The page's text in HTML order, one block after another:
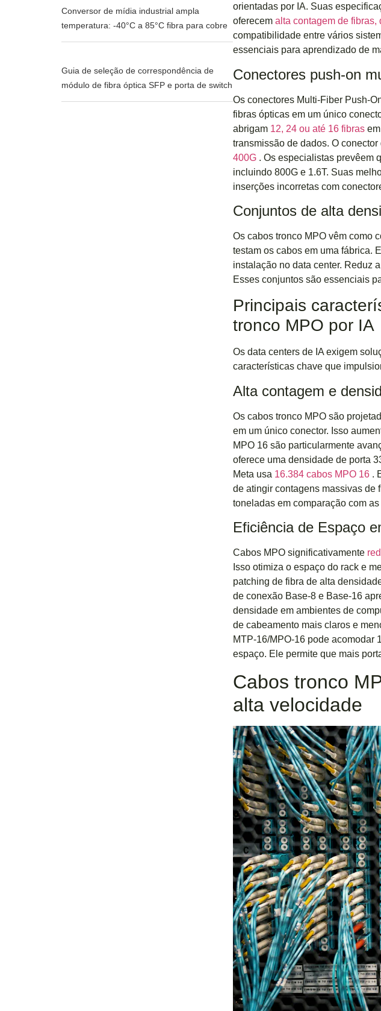
Conversor de mídia industrial ampla
temperatura: -40°C a 85°C fibra para cobre
Guia de seleção de correspondência de
módulo de fibra óptica SFP e porta de switch
orientadas por IA. Suas
oferecem alta contagem de
compatibilidade entre vários
essenciais para aprendizado de
Conectores push-on
Os conectores Multi-Fiber Push-
fibras ópticas em um único
abrigam 12, 24 ou até 16 fibras
transmissão de dados. O
400G . Os especialistas prevêem
incluindo 800G e 1.6T. Suas
inserções incorretas com
Conjuntos de alta
Os cabos tronco MPO vêm como
testam os cabos em uma fábrica.
instalação no data center. Reduz
Esses conjuntos são essenciais
Principais
tronco MPO por IA
Os data centers de IA exigem
características chave que
Alta contagem e
Os cabos tronco MPO são
em um único conector. Isso
MPO 16 são particularmente
oferece uma densidade de porta
Meta usa 16.384 cabos MPO 16 .
de atingir contagens massivas de
toneladas em comparação com
Eficiência de Espaço
Cabos MPO significativamente
Isso otimiza o espaço do rack e
patching de fibra de alta
de conexão Base-8 e Base-16
densidade em ambientes de
de cabeamento mais claros e
MTP-16/MPO-16 pode acomodar
espaço. Ele permite que mais
Cabos tronco
alta velocidade